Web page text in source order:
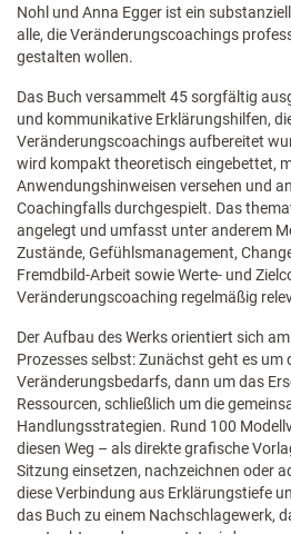
Nohl und Anna Egger ist ein
alle, die Veränderungscoachings
gestalten wollen.
Das Buch versammelt 45 sorgfältig
und kommunikative Erklärungshilfen,
Veränderungscoachings aufbereitet
wird kompakt theoretisch eingebettet,
Anwendungshinweisen versehen und
Coachingfalls durchgespielt. Das
angelegt und umfasst unter anderem
Zustände, Gefühlsmanagement,
Fremdbild-Arbeit sowie Werte- und
Veränderungscoaching regelmäßig
Der Aufbau des Werks orientiert sich
Prozesses selbst: Zunächst geht es um
Veränderungsbedarfs, dann um das
Ressourcen, schließlich um die
Handlungsstrategien. Rund 100
diesen Weg – als direkte grafische
Sitzung einsetzen, nachzeichnen oder
diese Verbindung aus Erklärungstiefe
das Buch zu einem Nachschlagewerk,